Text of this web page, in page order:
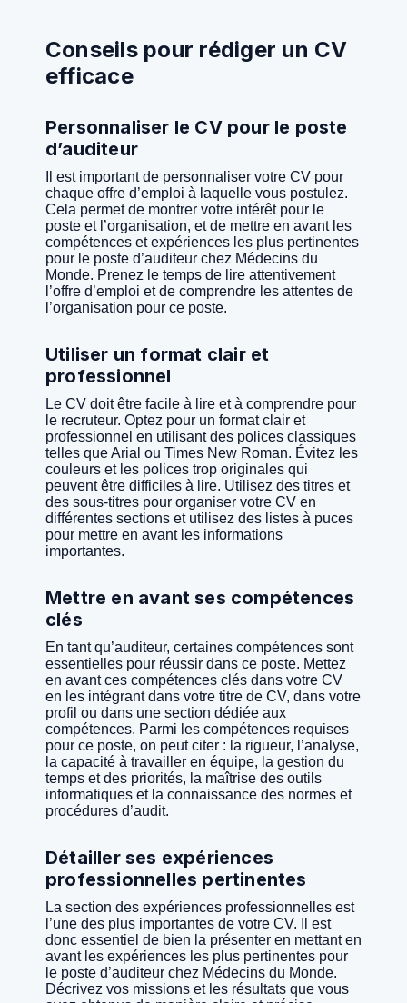
Conseils pour rédiger un CV
efficace
Personnaliser le CV pour le poste
d’auditeur
Il est important de personnaliser votre CV pour
chaque offre d’emploi à laquelle vous postulez.
Cela permet de montrer votre intérêt pour le
poste et l’organisation, et de mettre en avant les
compétences et expériences les plus pertinentes
pour le poste d’auditeur chez Médecins du
Monde. Prenez le temps de lire attentivement
l’offre d’emploi et de comprendre les attentes de
l’organisation pour ce poste.
Utiliser un format clair et
professionnel
Le CV doit être facile à lire et à comprendre pour
le recruteur. Optez pour un format clair et
professionnel en utilisant des polices classiques
telles que Arial ou Times New Roman. Évitez les
couleurs et les polices trop originales qui
peuvent être difficiles à lire. Utilisez des titres et
des sous-titres pour organiser votre CV en
différentes sections et utilisez des listes à puces
pour mettre en avant les informations
importantes.
Mettre en avant ses compétences
clés
En tant qu’auditeur, certaines compétences sont
essentielles pour réussir dans ce poste. Mettez
en avant ces compétences clés dans votre CV
en les intégrant dans votre titre de CV, dans votre
profil ou dans une section dédiée aux
compétences. Parmi les compétences requises
pour ce poste, on peut citer : la rigueur, l’analyse,
la capacité à travailler en équipe, la gestion du
temps et des priorités, la maîtrise des outils
informatiques et la connaissance des normes et
procédures d’audit.
Détailler ses expériences
professionnelles pertinentes
La section des expériences professionnelles est
l’une des plus importantes de votre CV. Il est
donc essentiel de bien la présenter en mettant en
avant les expériences les plus pertinentes pour
le poste d’auditeur chez Médecins du Monde.
Décrivez vos missions et les résultats que vous